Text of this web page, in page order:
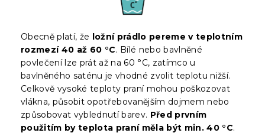
Obecně platí, že ložní prádlo pereme v teplotním
rozmezí 40 až 60 °C. Bílé nebo bavlněné
povlečení lze prát až na 60 °C, zatímco u
bavlněného saténu je vhodné zvolit teplotu nižší.
Celkově vysoké teploty praní mohou poškozovat
vlákna, působit opotřebovanějším dojmem nebo
způsobovat vyblednutí barev. Před prvním
použitím by teplota praní měla být min. 40 °C.